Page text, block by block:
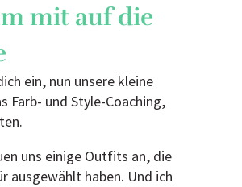
mit auf die
ein, nun unsere kleine
Farb- und Style-Coaching,
uns einige Outfits an, die
ausgewählt haben. Und ich